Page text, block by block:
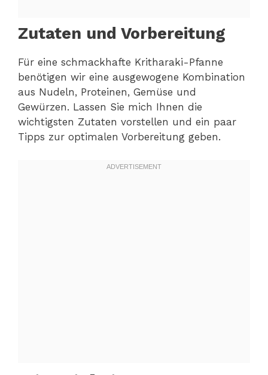
Zutaten und Vorbereitung
Für eine schmackhafte Kritharaki-Pfanne
benötigen wir eine ausgewogene Kombination
aus Nudeln, Proteinen, Gemüse und
Gewürzen. Lassen Sie mich Ihnen die
wichtigsten Zutaten vorstellen und ein paar
Tipps zur optimalen Vorbereitung geben.